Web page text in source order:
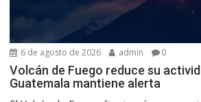
6 de agosto de 2026 admin 0
Volcán de Fuego reduce su
Guatemala mantiene alerta